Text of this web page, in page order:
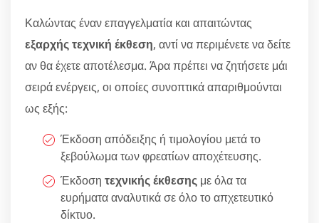
Καλώντας έναν επαγγελματία και απαιτώντας
εξαρχής τεχνική έκθεση, αντί να περιμένετε να δείτε
αν θα έχετε αποτέλεσμα. Άρα πρέπει να ζητήσετε μάι
σειρά ενέργεις, οι οποίες συνοπτικά απαριθμούνται
ως εξής:
Έκδοση απόδειξης ή τιμολογίου μετά το
ξεβούλωμα των φρεατίων αποχέτευσης.
Έκδοση τεχνικής έκθεσης με όλα τα
ευρήματα αναλυτικά σε όλο το απχετευτικό
δίκτυο.